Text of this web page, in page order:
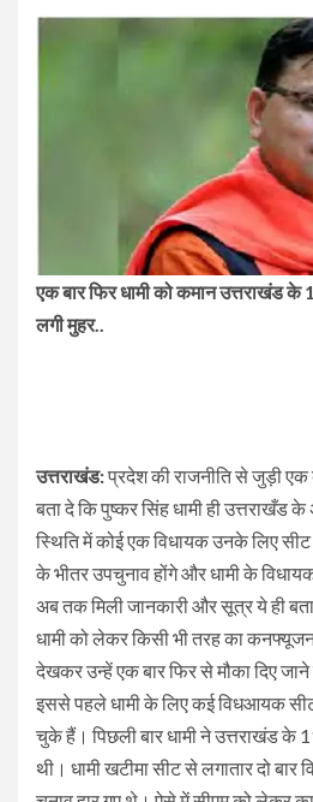
एक बार फिर धामी को कमान उत्तराखंड के
लगी मुहर..
उत्तराखंड:प्रदेश की राजनीति से जुड़ी
बता दे कि पुष्कर सिंह धामी ही उत्तराखँड
स्थिति में कोई एक विधायक उनके लिए
के भीतर उपचुनाव होंगे और धामी के
अब तक मिली जानकारी और सूत्र ये ही
धामी को लेकर किसी भी तरह का
देखकर उन्हें एक बार फिर से मौका दिए जाने
इससे पहले धामी के लिए कई विधआयक
चुके हैं। पिछली बार धामी ने उत्तराखंड
थी। धामी खटीमा सीट से लगातार दो